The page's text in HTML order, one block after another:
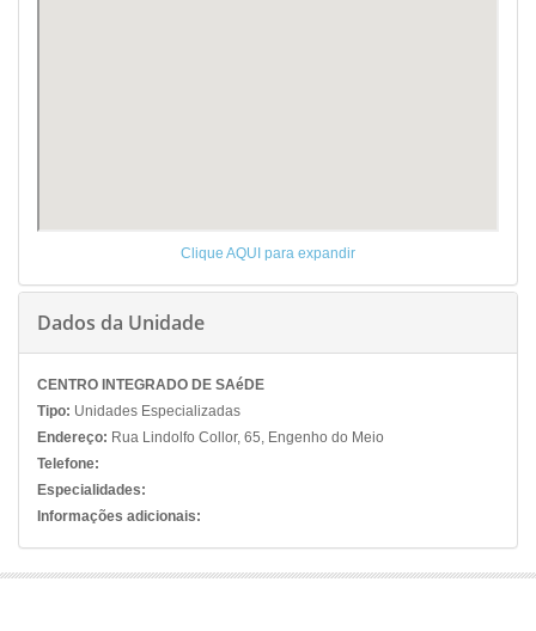
Clique AQUI para expandir
Dados da Unidade
CENTRO INTEGRADO DE SAéDE
Tipo: Unidades Especializadas
Endereço: Rua Lindolfo Collor, 65, Engenho do Meio
Telefone:
Especialidades:
Informações adicionais: